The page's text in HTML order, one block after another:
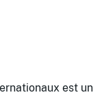
est un